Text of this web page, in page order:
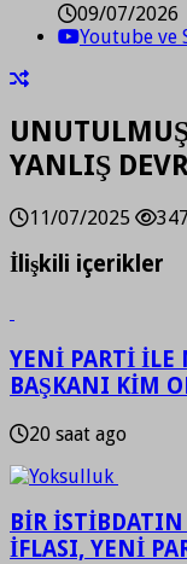
09/07/2026
Youtube ve
YANLIŞ
11/07/2025
İlişkili içerikler
YENİ PARTİ İLE
BAŞKANI KİM
20 saat ago
BİR
İFLASI, YENİ